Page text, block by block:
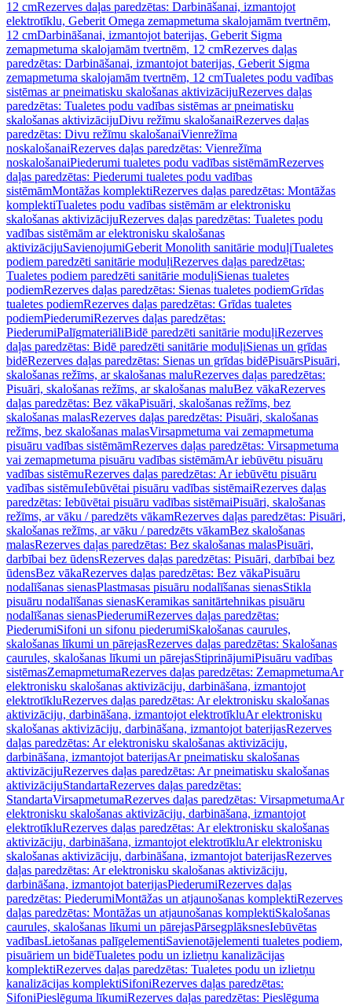
12 cmRezerves daļas paredzētas: Darbināšanai, izmantojot
elektrotīklu, Geberit Omega zemapmetuma skalojamām tvertnēm,
12 cmDarbināšanai, izmantojot baterijas, Geberit Sigma
zemapmetuma skalojamām tvertnēm, 12 cmRezerves daļas
paredzētas: Darbināšanai, izmantojot baterijas, Geberit Sigma
zemapmetuma skalojamām tvertnēm, 12 cmTualetes podu vadības
sistēmas ar pneimatisku skalošanas aktivizācijuRezerves daļas
paredzētas: Tualetes podu vadības sistēmas ar pneimatisku
skalošanas aktivizācijuDivu režīmu skalošanaiRezerves daļas
paredzētas: Divu režīmu skalošanaiVienrežīma
noskalošanaiRezerves daļas paredzētas: Vienrežīma
noskalošanaiPiederumi tualetes podu vadības sistēmāmRezerves
daļas paredzētas: Piederumi tualetes podu vadības
sistēmāmMontāžas komplektiRezerves daļas paredzētas: Montāžas
komplektiTualetes podu vadības sistēmām ar elektronisku
skalošanas aktivizācijuRezerves daļas paredzētas: Tualetes podu
vadības sistēmām ar elektronisku skalošanas
aktivizācijuSavienojumiGeberit Monolith sanitārie moduļiTualetes
podiem paredzēti sanitārie moduļiRezerves daļas paredzētas:
Tualetes podiem paredzēti sanitārie moduļiSienas tualetes
podiemRezerves daļas paredzētas: Sienas tualetes podiemGrīdas
tualetes podiemRezerves daļas paredzētas: Grīdas tualetes
podiemPiederumiRezerves daļas paredzētas:
PiederumiPalīgmateriāliBidē paredzēti sanitārie moduļiRezerves
daļas paredzētas: Bidē paredzēti sanitārie moduļiSienas un grīdas
bidēRezerves daļas paredzētas: Sienas un grīdas bidēPisuārsPisuāri,
skalošanas režīms, ar skalošanas maluRezerves daļas paredzētas:
Pisuāri, skalošanas režīms, ar skalošanas maluBez vākaRezerves
daļas paredzētas: Bez vākaPisuāri, skalošanas režīms, bez
skalošanas malasRezerves daļas paredzētas: Pisuāri, skalošanas
režīms, bez skalošanas malasVirsapmetuma vai zemapmetuma
pisuāru vadības sistēmāmRezerves daļas paredzētas: Virsapmetuma
vai zemapmetuma pisuāru vadības sistēmāmAr iebūvētu pisuāru
vadības sistēmuRezerves daļas paredzētas: Ar iebūvētu pisuāru
vadības sistēmuIebūvētai pisuāru vadības sistēmaiRezerves daļas
paredzētas: Iebūvētai pisuāru vadības sistēmaiPisuāri, skalošanas
režīms, ar vāku / paredzēts vākamRezerves daļas paredzētas: Pisuāri,
skalošanas režīms, ar vāku / paredzēts vākamBez skalošanas
malasRezerves daļas paredzētas: Bez skalošanas malasPisuāri,
darbībai bez ūdensRezerves daļas paredzētas: Pisuāri, darbībai bez
ūdensBez vākaRezerves daļas paredzētas: Bez vākaPisuāru
nodalīšanas sienasPlastmasas pisuāru nodalīšanas sienasStikla
pisuāru nodalīšanas sienasKeramikas sanitārtehnikas pisuāru
nodalīšanas sienasPiederumiRezerves daļas paredzētas:
PiederumiSifoni un sifonu piederumiSkalošanas caurules,
skalošanas līkumi un pārejasRezerves daļas paredzētas: Skalošanas
caurules, skalošanas līkumi un pārejasStiprinājumiPisuāru vadības
sistēmasZemapmetumaRezerves daļas paredzētas: ZemapmetumaAr
elektronisku skalošanas aktivizāciju, darbināšana, izmantojot
elektrotīkluRezerves daļas paredzētas: Ar elektronisku skalošanas
aktivizāciju, darbināšana, izmantojot elektrotīkluAr elektronisku
skalošanas aktivizāciju, darbināšana, izmantojot baterijasRezerves
daļas paredzētas: Ar elektronisku skalošanas aktivizāciju,
darbināšana, izmantojot baterijasAr pneimatisku skalošanas
aktivizācijuRezerves daļas paredzētas: Ar pneimatisku skalošanas
aktivizācijuStandartaRezerves daļas paredzētas:
StandartaVirsapmetumaRezerves daļas paredzētas: VirsapmetumaAr
elektronisku skalošanas aktivizāciju, darbināšana, izmantojot
elektrotīkluRezerves daļas paredzētas: Ar elektronisku skalošanas
aktivizāciju, darbināšana, izmantojot elektrotīkluAr elektronisku
skalošanas aktivizāciju, darbināšana, izmantojot baterijasRezerves
daļas paredzētas: Ar elektronisku skalošanas aktivizāciju,
darbināšana, izmantojot baterijasPiederumiRezerves daļas
paredzētas: PiederumiMontāžas un atjaunošanas komplektiRezerves
daļas paredzētas: Montāžas un atjaunošanas komplektiSkalošanas
caurules, skalošanas līkumi un pārejasPārsegplāksnesIebūvētas
vadībasLietošanas palīgelementiSavienotājelementi tualetes podiem,
pisuāriem un bidēTualetes podu un izlietņu kanalizācijas
komplektiRezerves daļas paredzētas: Tualetes podu un izlietņu
kanalizācijas komplektiSifoniRezerves daļas paredzētas:
SifoniPieslēguma līkumiRezerves daļas paredzētas: Pieslēguma